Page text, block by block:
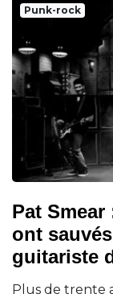
Punk-rock
Pat
ont
guitariste
Plus de trente